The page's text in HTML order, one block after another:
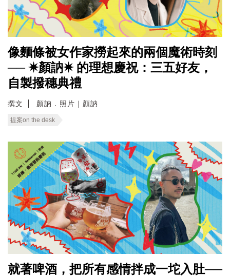
像麵條被女作家撈起來的兩個魔術時刻
── ✷顏訥✷ 的理想慶祝：三五好友，
自製撥穗典禮
撰文 顏訥．照片｜顏訥
提案on the desk
就著啤酒，把所有感情拌成一坨入肚──